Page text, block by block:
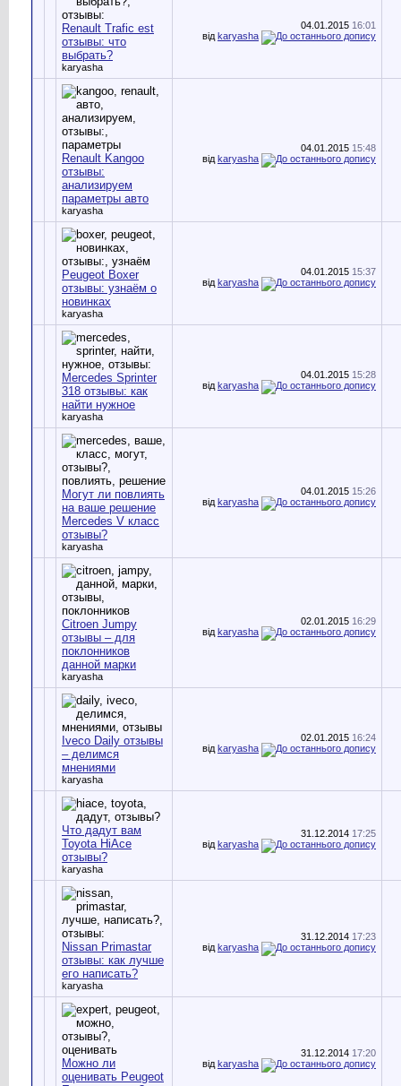
Renault Trafic est
отзывы: что
выбрать?
karyasha
04.01.2015 16:01
від karyasha
Renault Kangoo
отзывы:
анализируем
параметры авто
karyasha
04.01.2015 15:48
від karyasha
Peugeot Boxer
отзывы: узнаём о
новинках
karyasha
04.01.2015 15:37
від karyasha
Mercedes Sprinter
318 отзывы: как
найти нужное
karyasha
04.01.2015 15:28
від karyasha
Могут ли повлиять
на ваше решение
Mercedes V класс
отзывы?
karyasha
04.01.2015 15:26
від karyasha
Citroen Jumpy
отзывы – для
поклонников
данной марки
karyasha
02.01.2015 16:29
від karyasha
Iveco Daily отзывы
– делимся
мнениями
karyasha
02.01.2015 16:24
від karyasha
Что дадут вам
Toyota HiAce
отзывы?
karyasha
31.12.2014 17:25
від karyasha
Nissan Primastar
отзывы: как лучше
его написать?
karyasha
31.12.2014 17:23
від karyasha
Можно ли
оценивать Peugeot
31.12.2014 17:20
від karyasha